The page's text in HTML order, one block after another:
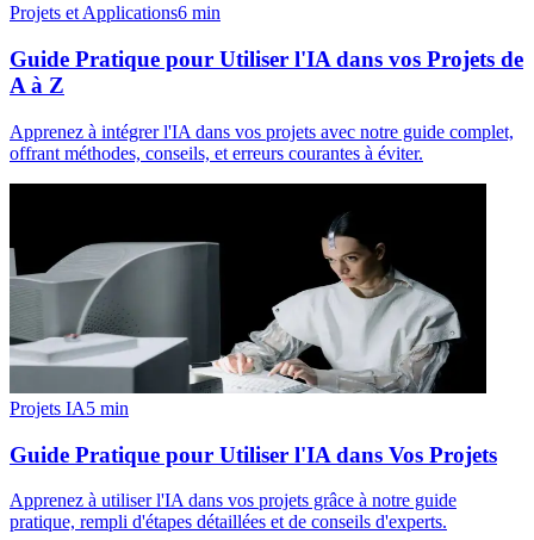
Projets et Applications6 min
Guide Pratique pour Utiliser l'IA dans vos Projets de
A à Z
Apprenez à intégrer l'IA dans vos projets avec notre guide complet,
offrant méthodes, conseils, et erreurs courantes à éviter.
Projets IA5 min
Guide Pratique pour Utiliser l'IA dans Vos Projets
Apprenez à utiliser l'IA dans vos projets grâce à notre guide
pratique, rempli d'étapes détaillées et de conseils d'experts.